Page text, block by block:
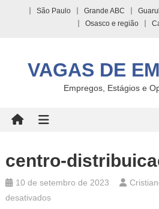
São Paulo Grande ABC
Osasco e região
VAGAS DE
Empregos, Estágios e
centro-
10 de setembro de 2023
desativadosem